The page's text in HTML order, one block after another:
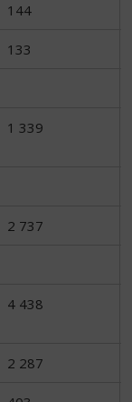
144
133
1 339
2 737
4 438
2 287